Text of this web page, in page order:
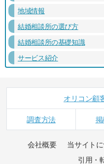
地域情報
結婚相談所の選び方
結婚相談所の基礎知識
サービス紹介
オリコン顧
調査方法
会社概要 当サイト
引用・